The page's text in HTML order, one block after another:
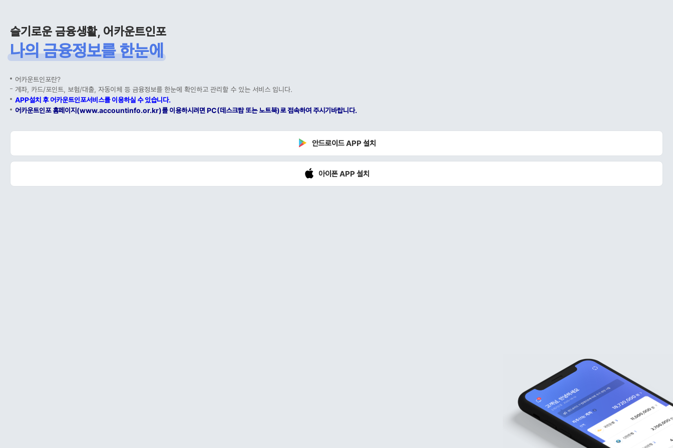
슬기로운 금융생활, 어카운트인포
나의 금융정보를 한눈에
어카운트인포란?
계좌, 카드/포인트, 보험/대출, 자동이체 등 금융정보를 한눈에 확인하고 관리할 수 있는 서비스 입니다.
APP설치 후 어카운트인포서비스를 이용하실 수 있습니다.
어카운트인포 홈페이지(www.accountinfo.or.kr)를 이용하시려면 PC(데스크탑 또는 노트북)로 접속하여 주시기바랍니다.
안드로이드 APP 설치
아이폰 APP 설치